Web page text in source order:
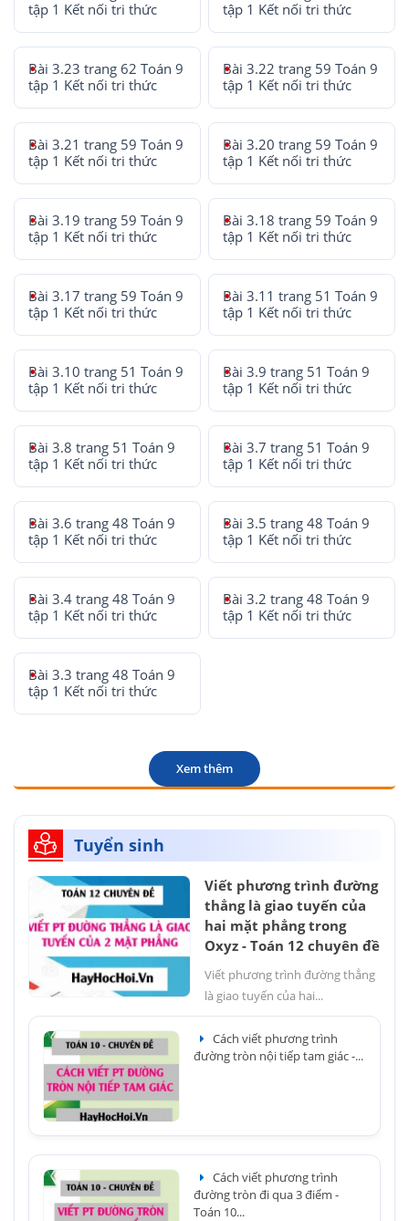
tập 1 Kết nối tri thức
tập 1 Kết nối tri thức
Bài 3.23 trang 62 Toán 9
tập 1 Kết nối tri thức
Bài 3.22 trang 59 Toán 9
tập 1 Kết nối tri thức
Bài 3.21 trang 59 Toán 9
tập 1 Kết nối tri thức
Bài 3.20 trang 59 Toán 9
tập 1 Kết nối tri thức
Bài 3.19 trang 59 Toán 9
tập 1 Kết nối tri thức
Bài 3.18 trang 59 Toán 9
tập 1 Kết nối tri thức
Bài 3.17 trang 59 Toán 9
tập 1 Kết nối tri thức
Bài 3.11 trang 51 Toán 9
tập 1 Kết nối tri thức
Bài 3.10 trang 51 Toán 9
tập 1 Kết nối tri thức
Bài 3.9 trang 51 Toán 9
tập 1 Kết nối tri thức
Bài 3.8 trang 51 Toán 9
tập 1 Kết nối tri thức
Bài 3.7 trang 51 Toán 9
tập 1 Kết nối tri thức
Bài 3.6 trang 48 Toán 9
tập 1 Kết nối tri thức
Bài 3.5 trang 48 Toán 9
tập 1 Kết nối tri thức
Bài 3.4 trang 48 Toán 9
tập 1 Kết nối tri thức
Bài 3.2 trang 48 Toán 9
tập 1 Kết nối tri thức
Bài 3.3 trang 48 Toán 9
tập 1 Kết nối tri thức
Xem thêm
Tuyển sinh
Viết phương trình đường
thẳng là giao tuyến của
hai mặt phẳng trong
Oxyz - Toán 12 chuyên đề
Viết phương trình đường thẳng
là giao tuyến của hai...
Cách viết phương trình
đường tròn nội tiếp tam giác -...
Cách viết phương trình
đường tròn đi qua 3 điểm -
Toán 10...